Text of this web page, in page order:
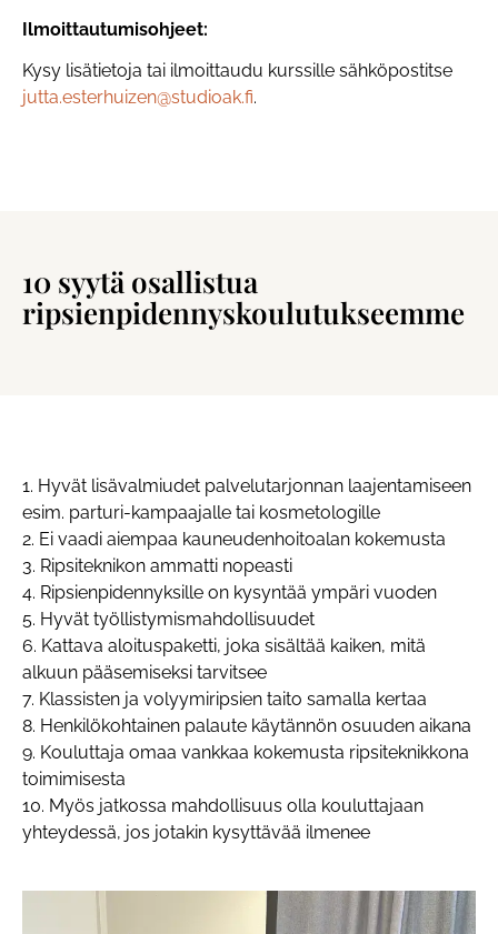
Ilmoittautumisohjeet:
Kysy lisätietoja tai ilmoittaudu kurssille sähköpostitse
jutta.esterhuizen@studioak.fi.
10 syytä osallistua
ripsienpidennyskoulutukseemme
1. Hyvät lisävalmiudet palvelutarjonnan laajentamiseen
esim. parturi-kampaajalle tai kosmetologille
2. Ei vaadi aiempaa kauneudenhoitoalan kokemusta
3. Ripsiteknikon ammatti nopeasti
4. Ripsienpidennyksille on kysyntää ympäri vuoden
5. Hyvät työllistymismahdollisuudet
6. Kattava aloituspaketti, joka sisältää kaiken, mitä
alkuun pääsemiseksi tarvitsee
7. Klassisten ja volyymiripsien taito samalla kertaa
8. Henkilökohtainen palaute käytännön osuuden aikana
9. Kouluttaja omaa vankkaa kokemusta ripsiteknikkona
toimimisesta
10. Myös jatkossa mahdollisuus olla kouluttajaan
yhteydessä, jos jotakin kysyttävää ilmenee